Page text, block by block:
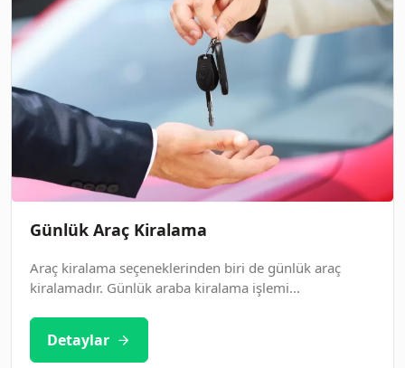
Günlük Araç Kiralama
Araç kiralama seçeneklerinden biri de günlük araç
kiralamadır. Günlük araba kiralama işlemi...
Detaylar